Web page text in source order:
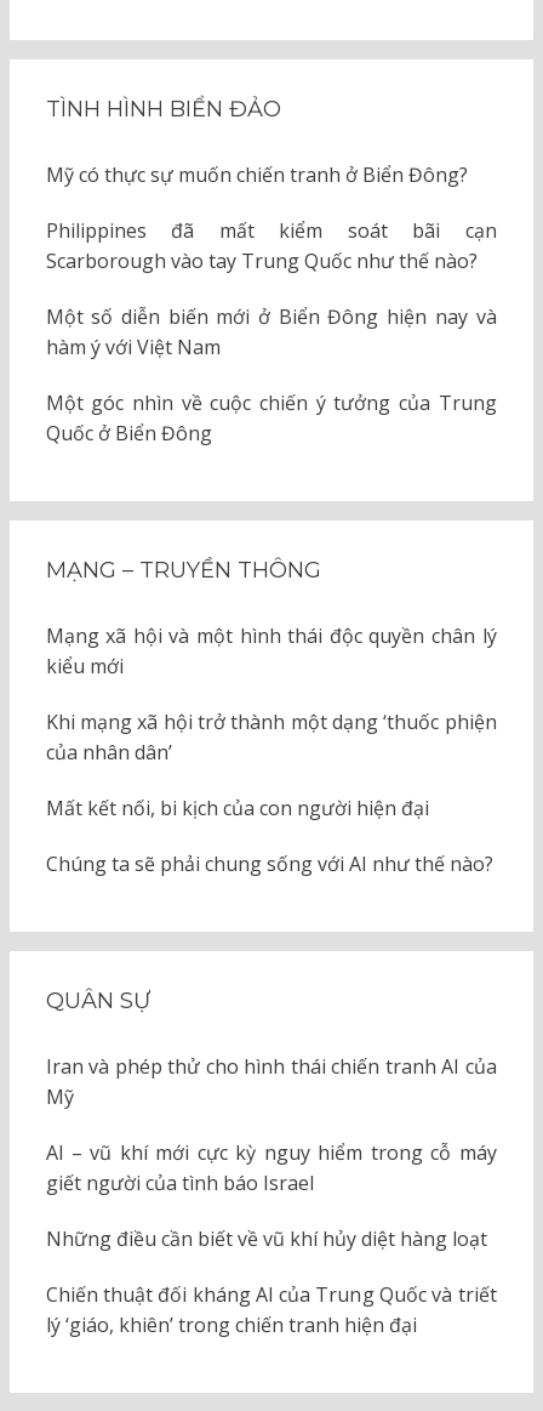
TÌNH HÌNH BIỂN ĐẢO
Mỹ có thực sự muốn chiến tranh ở Biển Đông?
Philippines đã mất kiểm soát bãi cạn
Scarborough vào tay Trung Quốc như thế nào?
Một số diễn biến mới ở Biển Đông hiện nay và
hàm ý với Việt Nam
Một góc nhìn về cuộc chiến ý tưởng của Trung
Quốc ở Biển Đông
MẠNG – TRUYỀN THÔNG
Mạng xã hội và một hình thái độc quyền chân lý
kiểu mới
Khi mạng xã hội trở thành một dạng ‘thuốc phiện
của nhân dân’
Mất kết nối, bi kịch của con người hiện đại
Chúng ta sẽ phải chung sống với AI như thế nào?
QUÂN SỰ
Iran và phép thử cho hình thái chiến tranh AI của
Mỹ
AI – vũ khí mới cực kỳ nguy hiểm trong cỗ máy
giết người của tình báo Israel
Những điều cần biết về vũ khí hủy diệt hàng loạt
Chiến thuật đối kháng AI của Trung Quốc và triết
lý ‘giáo, khiên’ trong chiến tranh hiện đại